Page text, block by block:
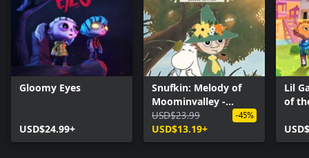
Gloomy Eyes
USD$24.99+
Snufkin: Melody of
Moominvalley -
Digital Deluxe Edition
USD$23.99
USD$13.19+
-45%
Lil
of